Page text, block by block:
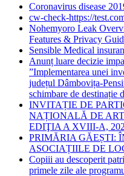
Coronavirus disease
cw-check-https://
Nohemyoro Leak
Features & Privacy
Sensible Medical
Anunț luare decizie
”Implementarea unei
județul Dâmbovița-
schimbare de destinație
INVITAȚIE DE
NAȚIONALĂ DE
EDIŢIA A XVIII-A,
PRIMĂRIA GĂEȘTI:
ASOCIAȚIILE DE
Copiii au descoperit
primele zile ale